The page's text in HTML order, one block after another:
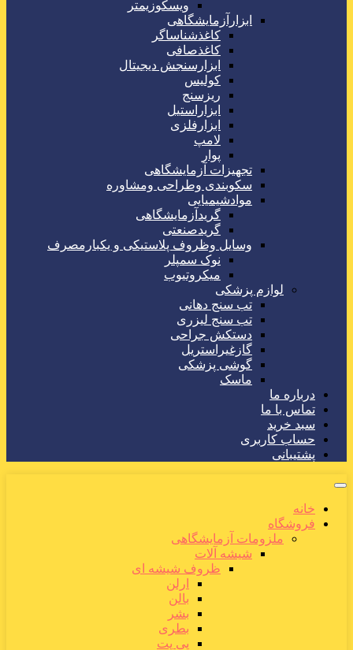
ویسکوزیمتر
ابزارآزمایشگاهی
کاغذشناساگر
کاغذصافی
ابزارسنجش دیجیتال
کولیس
ریزسنج
ابزاراستیل
ابزارفلزی
لامپ
پوار
تجهیزات آزمایشگاهی
سکوبندی وطراحی ومشاوره
موادشیمیایی
گریدآزمایشگاهی
گریدصنعتی
وسایل وظروف پلاستیکی و یکبارمصرف
نوک سمپلر
میکروتیوب
لوازم پزشکی
تب سنج دهانی
تب سنج لیزری
دستکش جراحی
گازغیراستریل
گوشی پزشکی
ماسک
درباره ما
تماس با ما
سبد خرید
حساب کاربری
پشتیبانی
خانه
فروشگاه
ملزومات آزمایشگاهی
شیشه آلات
ظروف شیشه ای
ارلن
بالن
بشر
بطری
پی پت